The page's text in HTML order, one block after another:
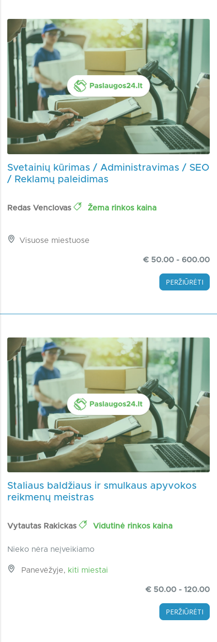
Svetainių kūrimas / Administravimas / SEO
/ Reklamų paleidimas
Redas Venclovas Žema rinkos kaina
Visuose miestuose
€ 50.00 - 600.00
PERŽIŪRĖTI
Staliaus baldžiaus ir smulkaus apyvokos
reikmenų meistras
Vytautas Rakickas Vidutinė rinkos kaina
Nieko nėra neįveikiamo
Panevėžyje, kiti miestai
€ 50.00 - 120.00
PERŽIŪRĖTI